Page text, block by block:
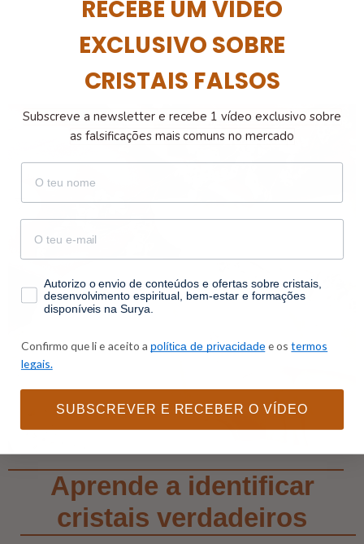
Aprende a identificar
cristais verdadeiros
RECEBE UM VÍDEO
EXCLUSIVO SOBRE
CRISTAIS FALSOS
Subscreve a newsletter e recebe 1 vídeo exclusivo sobre
as falsificações mais comuns no mercado
nome
email
consentimento
Autorizo o envio de conteúdos e ofertas sobre cristais,
desenvolvimento espiritual, bem-estar e formações
disponíveis na Surya.
Confirmo que li e aceito a política de privacidade e ostermos
legais.
SUBSCREVER E RECEBER O VÍDEO